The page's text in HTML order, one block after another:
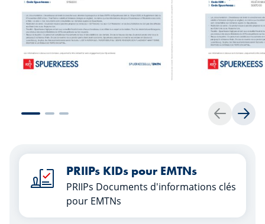
Retour
PRIIPs KIDs pour EMTNs
PRIIPs Documents d'informations clés
pour EMTNs